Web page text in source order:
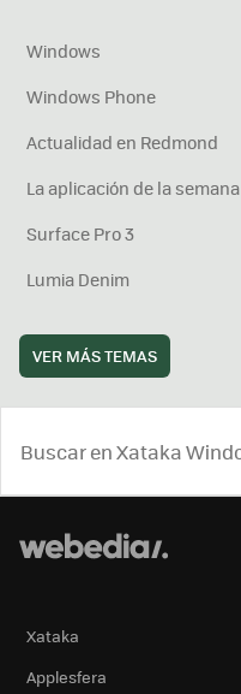
Windows
Windows Phone
Actualidad en Redmond
La aplicación de la semana
Surface Pro 3
Lumia Denim
VER MÁS TEMAS
Xataka
Applesfera